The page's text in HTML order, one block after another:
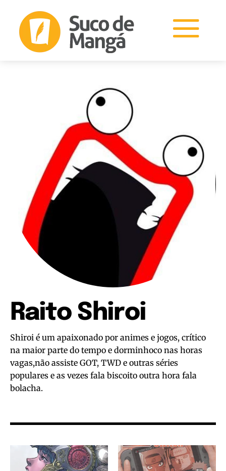
Raito Shiroi
Shiroi é um apaixonado por animes e jogos, crítico
na maior parte do tempo e dorminhoco nas horas
vagas,não assiste GOT, TWD e outras séries
populares e as vezes fala biscoito outra hora fala
bolacha.